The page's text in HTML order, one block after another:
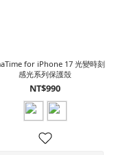
17 光變時刻
感光系列保護殼
NT$990